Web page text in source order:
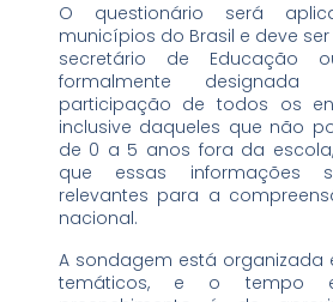
O questionário será
municípios do Brasil e deve
secretário de Educação
formalmente
participação de todos os
inclusive daqueles que não
de 0 a 5 anos fora da
que essas informações
relevantes para a
nacional.
A sondagem está organizada
temáticos, e o tempo